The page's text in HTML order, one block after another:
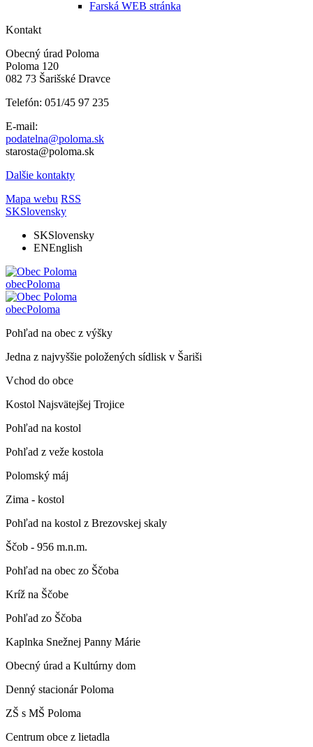
Farská WEB stránka
Kontakt
Obecný úrad Poloma
Poloma 120
082 73 Šarišské Dravce
Telefón: 051/45 97 235
E-mail:
podatelna@poloma.sk
starosta@poloma.sk
Dalšie kontakty
Mapa webu RSS
SKSlovensky
SKSlovensky
ENEnglish
obecPoloma
obecPoloma
Pohľad na obec z výšky
Jedna z najvyššie položených sídlisk v Šariši
Vchod do obce
Kostol Najsvätejšej Trojice
Pohľad na kostol
Pohľad z veže kostola
Polomský máj
Zima - kostol
Pohľad na kostol z Brezovskej skaly
Ščob - 956 m.n.m.
Pohľad na obec zo Ščoba
Kríž na Ščobe
Pohľad zo Ščoba
Kaplnka Snežnej Panny Márie
Obecný úrad a Kultúrny dom
Denný stacionár Poloma
ZŠ s MŠ Poloma
Centrum obce z lietadla